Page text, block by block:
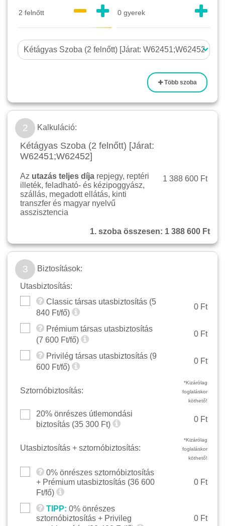
Több szoba
2 Kalkuláció:
Kétágyas Szoba (2 felnőtt) [Járat:
W62451;W62452]
Az utazás teljes díja repjegy, reptéri
illeték, feladható- és kézipoggyász,
szállás, megadott ellátás, kinti
transzfer és magyar nyelvű
asszisztencia
1 388 600 Ft
1. szoba összesen: 1 388 600 Ft
3 Biztosítások:
Utasbiztosítás:
Classic társas utasbiztosítás (5
840 Ft/fő)
0 Ft
Prémium társas utasbiztosítás
(7 600 Ft/fő)
0 Ft
Privilég társas utasbiztosítás (9
600 Ft/fő)
0 Ft
Sztornóbiztosítás:
*Kizárólag
foglaláskor
köthető!
20% önrészes útlemondási
biztosítás (35 300 Ft)
0 Ft
Utasbiztosítás + sztornóbiztosítás:
*Kizárólag
foglaláskor
köthető!
0% önrészes sztornóbiztosítás
+ Prémium utasbiztosítás (36 600
Ft/fő)
0 Ft
TIPP: 0% önrészes
sztornóbiztosítás + Privileg
0 Ft